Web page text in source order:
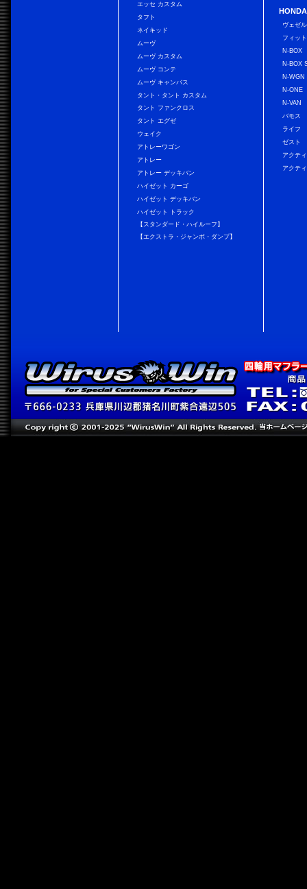
エッセ カスタム
タフト
ネイキッド
ムーヴ
ムーヴ カスタム
ムーヴ コンテ
ムーヴ キャンバス
タント・タント カスタム
タント ファンクロス
タント エグゼ
ウェイク
アトレーワゴン
アトレー
アトレー デッキバン
ハイゼット カーゴ
ハイゼット デッキバン
ハイゼット トラック
【スタンダード・ハイルーフ】
【エクストラ・ジャンボ・ダンプ】
HONDA
ヴェゼル
フィット
N-BOX
N-BOX
N-WGN
N-ONE
N-VAN
バモス
ライフ
ゼスト
アクテ
アクテ